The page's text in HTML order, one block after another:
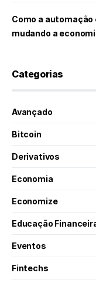
Como a
mudando a
Categorias
Avançado
Bitcoin
Derivativos
Economia
Economize
Educação
Eventos
Fintechs